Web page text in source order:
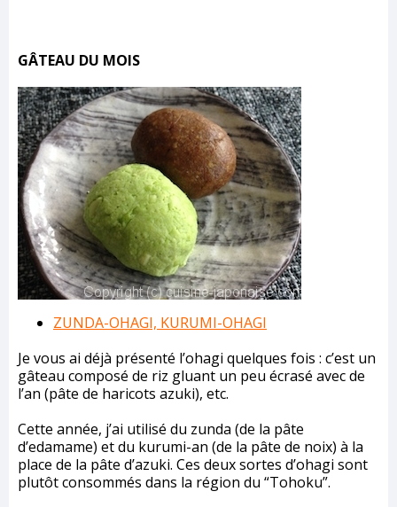
GÂTEAU DU MOIS
ZUNDA-OHAGI, KURUMI-OHAGI
Je vous ai déjà présenté l’ohagi quelques fois : c’est un
gâteau composé de riz gluant un peu écrasé avec de
l’an (pâte de haricots azuki), etc.
Cette année, j’ai utilisé du zunda (de la pâte
d’edamame) et du kurumi-an (de la pâte de noix) à la
place de la pâte d’azuki. Ces deux sortes d’ohagi sont
plutôt consommés dans la région du “Tohoku”.